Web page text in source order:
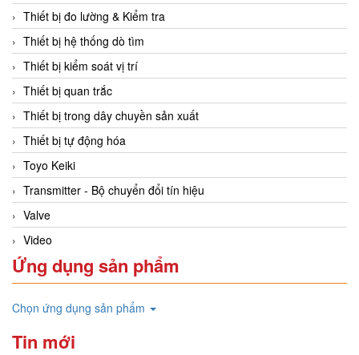
Thiết bị đo lường & Kiểm tra
Thiết bị hệ thống dò tìm
Thiết bị kiểm soát vị trí
Thiết bị quan trắc
Thiết bị trong dây chuyền sản xuất
Thiết bị tự động hóa
Toyo Keiki
Transmitter - Bộ chuyển đổi tín hiệu
Valve
Video
Ứng dụng sản phẩm
Chọn ứng dụng sản phẩm
Tin mới